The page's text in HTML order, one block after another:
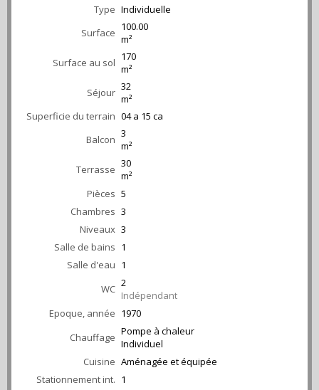
Type Individuelle
Surface 100.00
m²
Surface au sol 170
m²
Séjour 32
m²
Superficie du terrain 04 a 15 ca
Balcon 3
m²
Terrasse 30
m²
Pièces 5
Chambres 3
Niveaux 3
Salle de bains 1
Salle d'eau 1
WC 2
Indépendant
Epoque, année 1970
Chauffage Pompe à chaleur
Individuel
Cuisine Aménagée et équipée
Stationnement int. 1